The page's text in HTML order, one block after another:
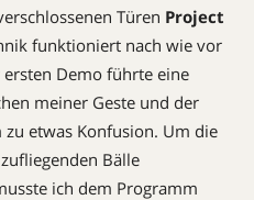
Türen Project
funktioniert nach wie vor
Demo führte eine
meiner Geste und der
etwas Konfusion. Um die
Bälle
ich dem Programm